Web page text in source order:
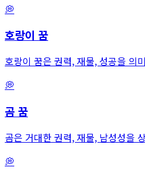
💭
호랑이 꿈
호랑이 꿈은 권력, 재물, 성공을 의
💭
곰 꿈
곰은 거대한 권력, 재물, 남성성을
💭